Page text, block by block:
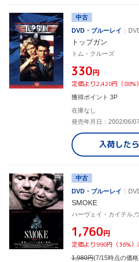
中古
DVD・ブルーレイ
トップガン
トム・クルーズ
¥330円
定価より2,420円（88%
獲得ポイント 3P
在庫なし
発売年月日：2002/06/07
入荷したら
中古
DVD・ブルーレイ
SMOKE
¥1,760円
定価より990円（36%）
1,980円(7/15時点の価